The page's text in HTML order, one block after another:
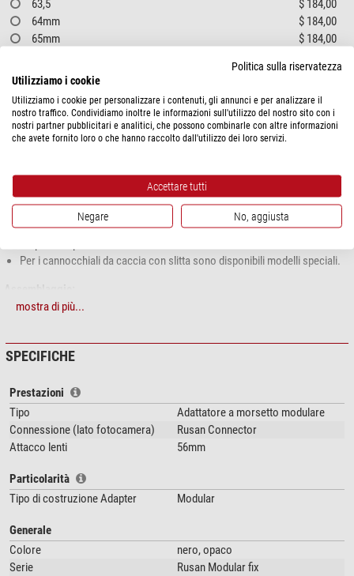
63,5
$ 184,00
64mm
$ 184,00
65mm
$ 184,00
67mm
$ 184,00
DESCRIZIONE PRODOTTO
saldamente all'obiettivo del mirino con tre viti, garantendo così un
collegamento stabile con un'elevata precisione di ripetibilità. Inoltre, ha una
struttura leggermente più sottile rispetto ai modelli con leva di serraggio.
Per i cannocchiali da caccia con slitta sono disponibili modelli speciali.
L'adattatore a morsetto viene regolato sul mirino e fissato con le tre viti. Il
dotato di 4 perni di bloccaggio e viene collegato all'adattatore a morsetto
all'apparecchio ausiliario tramite un anello intermedio (di solito incluso nella
fornitura dell'ottica secondaria).
ATTENZIONE:
Commento del nostro esperto:
L'immagine è solo un esempio!
Per l'adattamento al dispositivo ausiliario è necessario il
mostra di più...
SPECIFICHE
Prestazioni
Tipo
Adattatore a morsetto modulare
Connessione (lato fotocamera)
Rusan Connector
Attacco lenti
56mm
Particolarità
Tipo di costruzione Adapter
Modular
Generale
Colore
nero, opaco
Serie
Rusan Modular fix
Politica sulla riservatezza
Utilizziamo i cookie
Utilizziamo i cookie per personalizzare i contenuti, gli annunci e per analizzare il
nostro traffico. Condividiamo inoltre le informazioni sull'utilizzo del nostro sito con i
nostri partner pubblicitari e analitici, che possono combinarle con altre informazioni
che avete fornito loro o che hanno raccolto dall'utilizzo dei loro servizi.
Accettare tutti
Negare No, aggiusta